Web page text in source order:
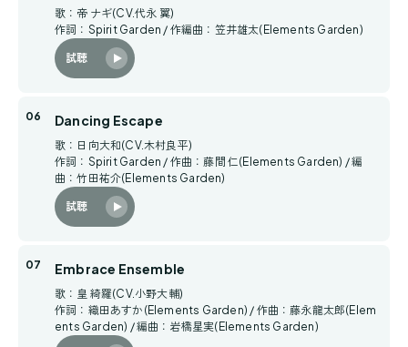
歌：帝 ナギ(CV.代永 翼)
作詞：Spirit Garden / 作編曲：笠井雄太(Elements Garden)
試聴
Dancing Escape
歌：日向大和(CV.木村良平)
作詞：Spirit Garden / 作曲：藤間 仁(Elements Garden) / 編
曲：竹田祐介(Elements Garden)
試聴
Embrace Ensemble
歌：皇 綺羅(CV.小野大輔)
作詞：織田あすか(Elements Garden) / 作曲：藤永龍太郎(Elem
ents Garden) / 編曲：岩橋星実(Elements Garden)